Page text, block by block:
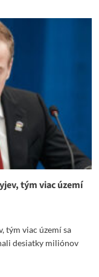
tým viac území
tým viac území sa
desiatky miliónov